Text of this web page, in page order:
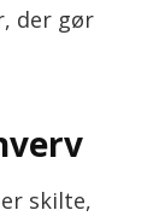
der gør
skilte,